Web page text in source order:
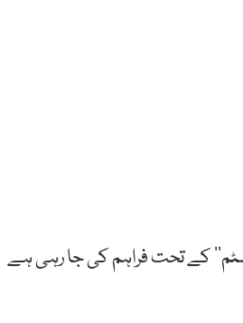
کے تحت فراہم کی جا رہی ہے